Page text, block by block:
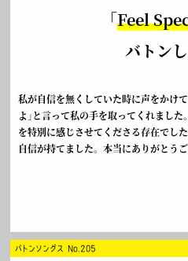
「Feel
バトンし
私が自信を無くしていた時に声をかけ
よ｣と言って私の手を取ってくれまし
を特別に感じさせてくださる存在でし
自信が持てました。本当にありがとうご
バトンソングス No.205